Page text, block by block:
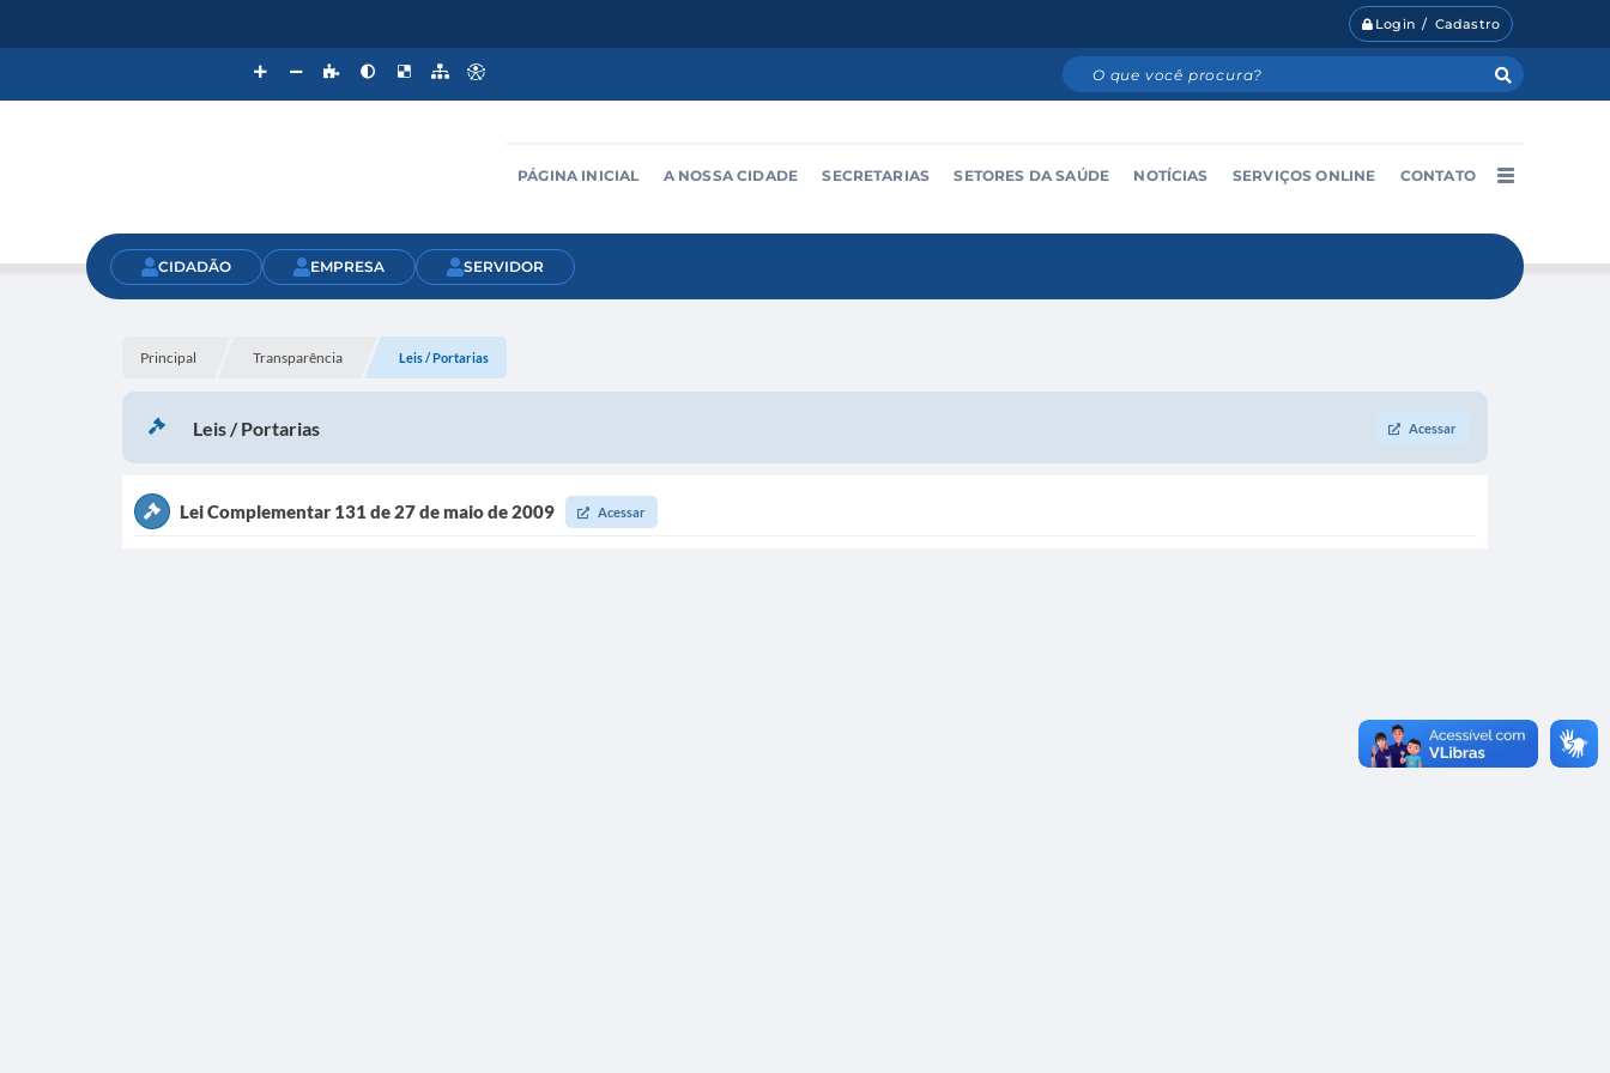
Login / Cadastro
PÁGINA INICIAL A NOSSA CIDADE SECRETARIAS SETORES DA SAÚDE NOTÍCIAS SERVIÇOS ONLINE CONTATO
CIDADÃO EMPRESA SERVIDOR
Principal Transparência Leis / Portarias
Leis / Portarias Acessar
Lei Complementar 131 de 27 de maio de 2009 Acessar